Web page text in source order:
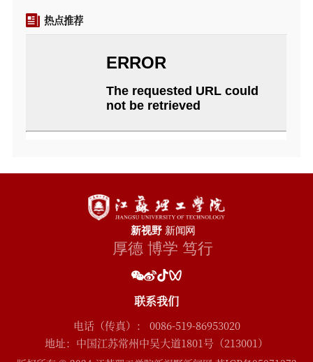
热点推荐
联系我们
电话（传真）： 0086-519-86953020
地址：中国江苏常州中吴大道1801号（213001）